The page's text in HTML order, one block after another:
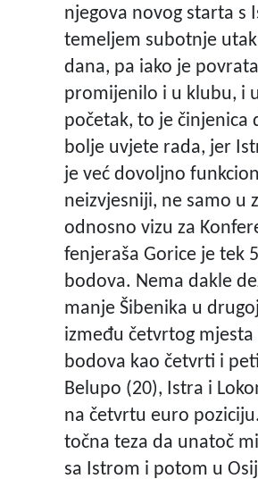
njegova novog starta s
temeljem subotnje
dana, pa iako je
promijenilo i u klubu, i
početak, to je činjenica
bolje uvjete rada, jer
je već dovoljno
neizvjesniji, ne samo u
odnosno vizu za
fenjeraša Gorice je tek
bodova. Nema dakle
manje Šibenika u
između četvrtog
bodova kao četvrti i
Belupo (20), Istra i
na četvrtu euro
točna teza da unatoč
sa Istrom i potom u